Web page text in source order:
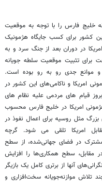
خلیج فارس را با توجه به موقعیت
کشور برای کسب جایگاه هژمونیک
در دوران بعد از جنگ سرد و به‌
برای تثبیت موقعیت سلطه جویانه
موانع جدی رو به‌ رو بوده است.
امریکا و ناکامی‌های این کشور در
قیام های مردمی علیه نظام های
امریکا در خلیج فارس محسوب
مثل روسیه برای اعمال نفوذ در
امریکا تلقی می شود. گرچه
مشترک در فضای جهانی‌شده، از سطح
مقابل، سطح همکاری‌ها را افزایش
آنها از برتری کامل یک بازیگر
تلاش موازنه‌جویانه سخت‌افزاری و